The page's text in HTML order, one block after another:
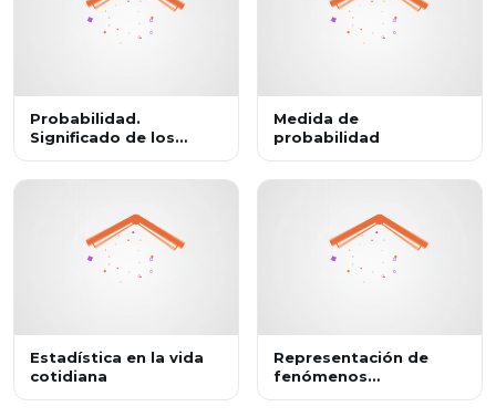
Probabilidad.
Significado de los
Medida de
probabilidad
Estadística en la vida
cotidiana
Representación de
fenómenos